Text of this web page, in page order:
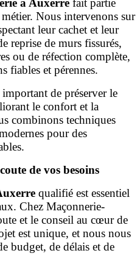
à Auxerre fait partie
Nous intervenons sur
leur cachet et leur
reprise de murs fissurés,
ou de réfection complète,
fiables et pérennes.
de préserver le
le confort et la
combinons techniques
pour des
de vos besoins
qualifié est essentiel
Chez Maçonnerie-
et le conseil au cœur de
est unique, et nous nous
budget, de délais et de